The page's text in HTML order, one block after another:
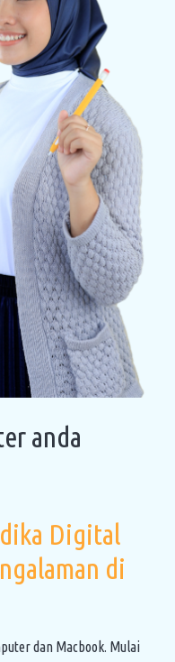
anda
Digital
di
dan Macbook. Mulai